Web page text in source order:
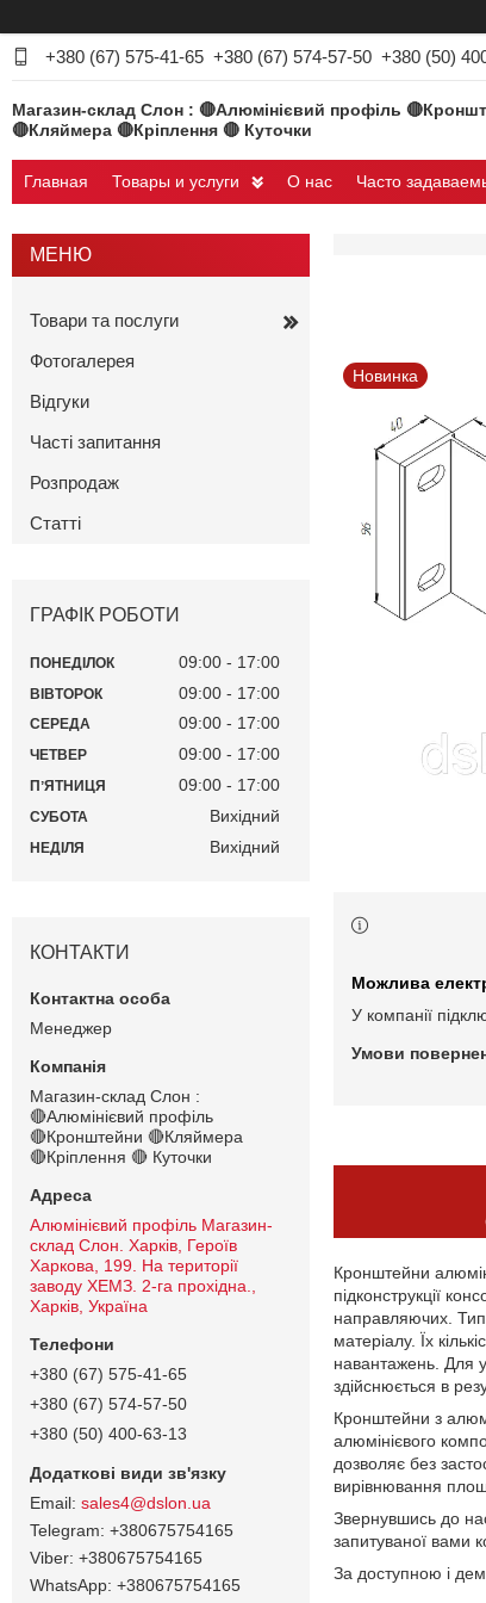
+380 (67) 575-41-65 +380 (67) 574-57-50 +380 (50)
Магазин-склад Слон : 🔴Алюмінієвий профіль
🔴Кляймера 🔴Кріплення 🔴 Куточки
Главная Товары и услуги О нас Часто
Новинка
У компанії
Кронштейни
підконструкції
направляючих. Тип
матеріалу. Їх
навантажень. Для
здійснюється в
Кронштейни з
алюмінієвого
дозволяє без
вирівнювання
Звернувшись до
запитуваної вами
За доступною і
Товари та послуги
Фотогалерея
Відгуки
Часті запитання
Розпродаж
Статті
ГРАФІК РОБОТИ
ПОНЕДІЛОК 09:00 17:00
ВІВТОРОК 09:00 17:00
СЕРЕДА 09:00 17:00
ЧЕТВЕР 09:00 17:00
ПʼЯТНИЦЯ 09:00 17:00
СУБОТА Вихідний
НЕДІЛЯ Вихідний
КОНТАКТИ
Менеджер
Магазин-склад Слон :
🔴Алюмінієвий профіль
🔴Кронштейни 🔴Кляймера
🔴Кріплення 🔴 Куточки
Алюмінієвий профіль Магазин-
склад Слон. Харків, Героїв
Харкова, 199. На території
заводу ХЕМЗ. 2-га прохідна.,
Харків, Україна
+380 (67) 575-41-65
+380 (67) 574-57-50
+380 (50) 400-63-13
sales4@dslon.ua
+380675754165
+380675754165
+380675754165